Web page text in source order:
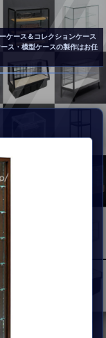
ーケース＆コレクションケース
ス・模型ケースの製作はお任